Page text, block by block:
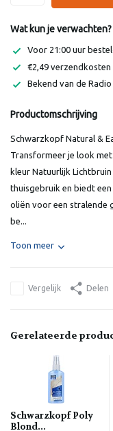
Wat kun je verwachten?
Voor 21:00 uur
€2,49 verzendkosten
Bekend van de Radio
Productomschrijving
Schwarzkopf Natural &
Transformeer je look
kleur Natuurlijk
thuisgebruik en biedt
oliën voor een stralende
be...
Toon meer
Vergelijk Delen
Gerelateerde
Schwarzkopf Poly
Blond...